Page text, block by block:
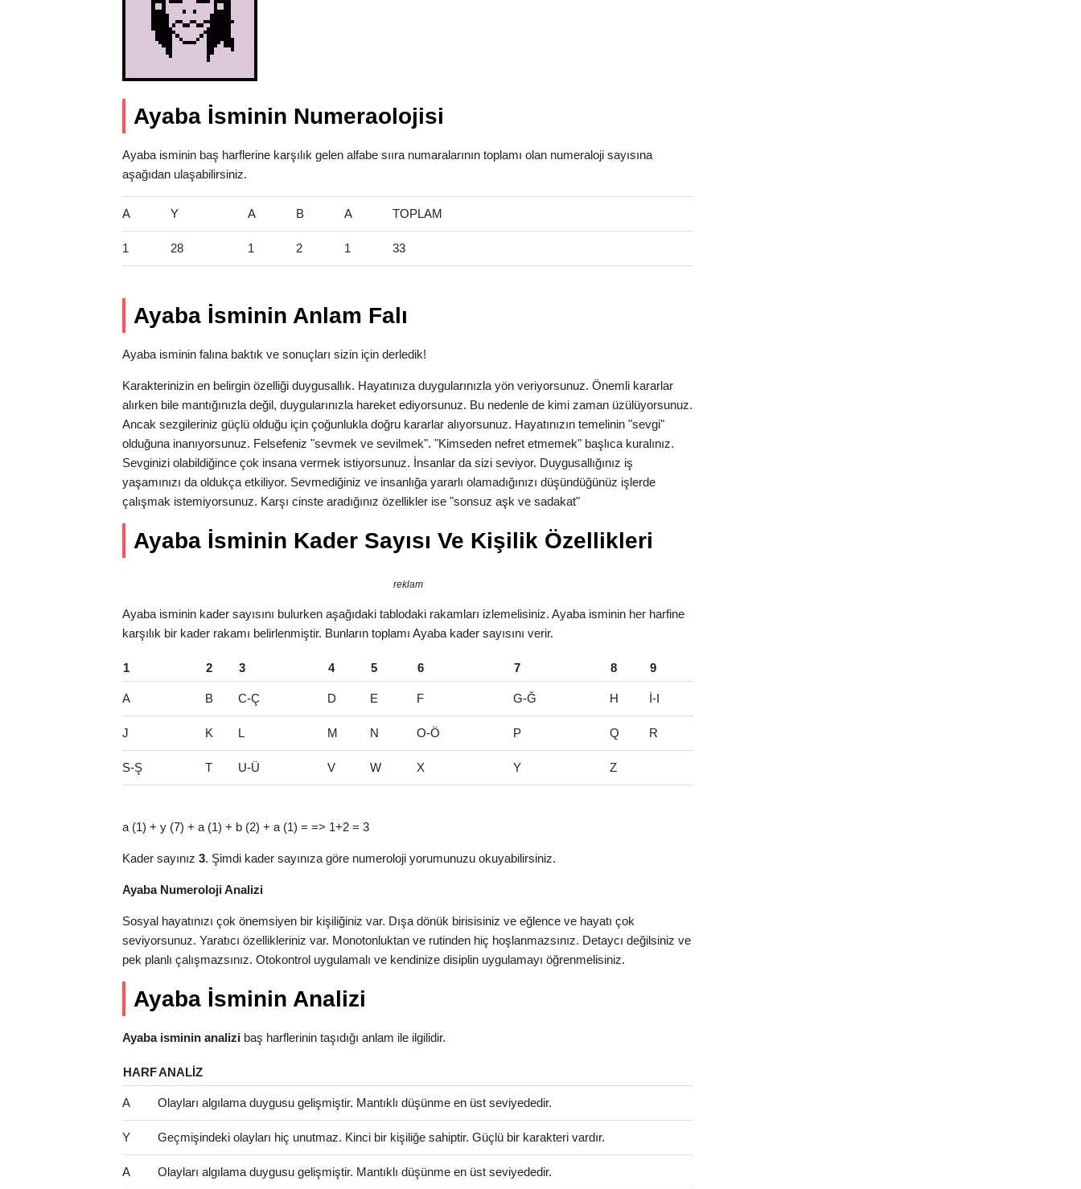
Ayaba İsminin Numeraolojisi
Ayaba isminin baş harflerine karşılık gelen alfabe sııra numaralarının toplamı olan numeraloji sayısına
aşağıdan ulaşabilirsiniz.
A Y A B A TOPLAM
1 28 1 2 1 33
Ayaba İsminin Anlam Falı
Ayaba isminin falına baktık ve sonuçları sizin için derledik!
Karakterinizin en belirgin özelliği duygusallık. Hayatınıza duygularınızla yön veriyorsunuz. Önemli kararlar
alırken bile mantığınızla değil, duygularınızla hareket ediyorsunuz. Bu nedenle de kimi zaman üzülüyorsunuz.
Ancak sezgileriniz güçlü olduğu için çoğunlukla doğru kararlar alıyorsunuz. Hayatınızın temelinin "sevgi"
olduğuna inanıyorsunuz. Felsefeniz "sevmek ve sevilmek". "Kimseden nefret etmemek" başlıca kuralınız.
Sevginizi olabildiğince çok insana vermek istiyorsunuz. İnsanlar da sizi seviyor. Duygusallığınız iş
yaşamınızı da oldukça etkiliyor. Sevmediğiniz ve insanlığa yararlı olamadığınızı düşündüğünüz işlerde
çalışmak istemiyorsunuz. Karşı cinste aradığınız özellikler ise "sonsuz aşk ve sadakat"
Ayaba İsminin Kader Sayısı Ve Kişilik Özellikleri
reklam
Ayaba isminin kader sayısını bulurken aşağıdaki tablodaki rakamları izlemelisiniz. Ayaba isminin her harfine
karşılık bir kader rakamı belirlenmiştir. Bunların toplamı Ayaba kader sayısını verir.
1 2 3 4 5 6 7 8 9
A B C-Ç D E F G-Ğ H İ-I
J K L M N O-Ö P Q R
S-Ş T U-Ü V W X Y Z
a (1) + y (7) + a (1) + b (2) + a (1) = => 1+2 = 3
Kader sayınız 3. Şimdi kader sayınıza göre numeroloji yorumunuzu okuyabilirsiniz.
Ayaba Numeroloji Analizi
Sosyal hayatınızı çok önemsiyen bir kişiliğiniz var. Dışa dönük birisisiniz ve eğlence ve hayatı çok
seviyorsunuz. Yaratıcı özellikleriniz var. Monotonluktan ve rutinden hiç hoşlanmazsınız. Detaycı değilsiniz ve
pek planlı çalışmazsınız. Otokontrol uygulamalı ve kendinize disiplin uygulamayı öğrenmelisiniz.
Ayaba İsminin Analizi
Ayaba isminin analizi baş harflerinin taşıdığı anlam ile ilgilidir.
HARFANALIZ
A Olayları algılama duygusu gelişmiştir. Mantıklı düşünme en üst seviyededir.
Y Geçmişindeki olayları hiç unutmaz. Kinci bir kişiliğe sahiptir. Güçlü bir karakteri vardır.
A Olayları algılama duygusu gelişmiştir. Mantıklı düşünme en üst seviyededir.